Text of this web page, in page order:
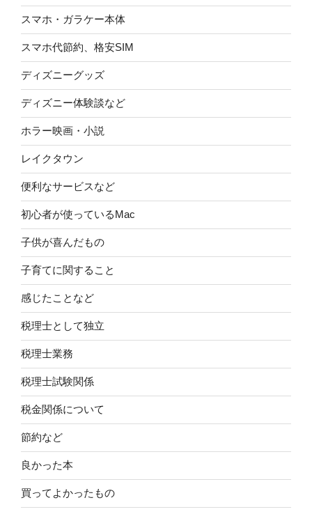
スマホ・ガラケー本体
スマホ代節約、格安SIM
ディズニーグッズ
ディズニー体験談など
ホラー映画・小説
レイクタウン
便利なサービスなど
初心者が使っているMac
子供が喜んだもの
子育てに関すること
感じたことなど
税理士として独立
税理士業務
税理士試験関係
税金関係について
節約など
良かった本
買ってよかったもの